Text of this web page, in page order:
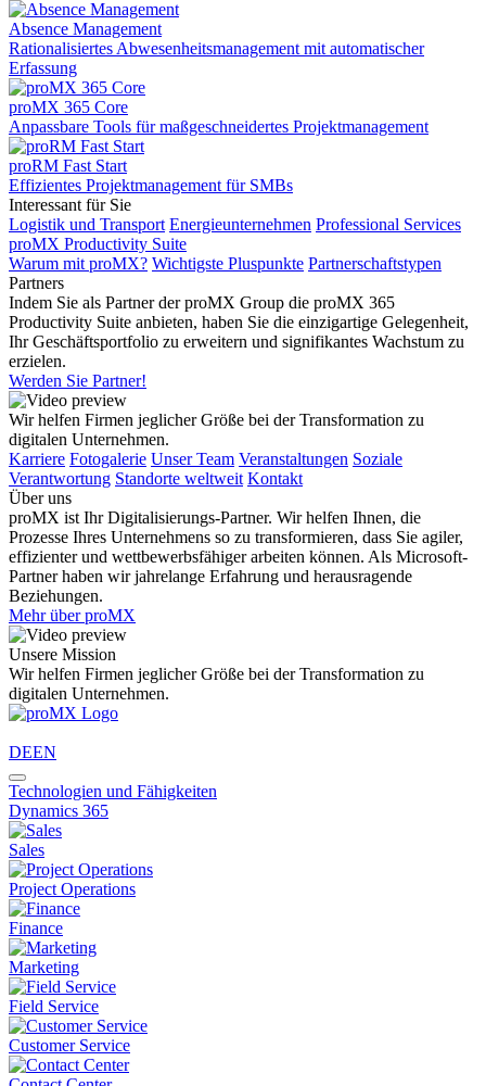
Absence Management
Rationalisiertes Abwesenheitsmanagement mit automatischer
Erfassung
proMX 365 Core
Anpassbare Tools für maßgeschneidertes Projektmanagement
proRM Fast Start
Effizientes Projektmanagement für SMBs
Interessant für Sie
Logistik und Transport Energieunternehmen Professional Services
proMX Productivity Suite
Warum mit proMX? Wichtigste Pluspunkte Partnerschaftstypen
Partners
Indem Sie als Partner der proMX Group die proMX 365
Productivity Suite anbieten, haben Sie die einzigartige Gelegenheit,
Ihr Geschäftsportfolio zu erweitern und signifikantes Wachstum zu
erzielen.
Werden Sie Partner!
Wir helfen Firmen jeglicher Größe bei der Transformation zu
digitalen Unternehmen.
Karriere Fotogalerie Unser Team Veranstaltungen Soziale
Verantwortung Standorte weltweit Kontakt
Über uns
proMX ist Ihr Digitalisierungs-Partner. Wir helfen Ihnen, die
Prozesse Ihres Unternehmens so zu transformieren, dass Sie agiler,
effizienter und wettbewerbsfähiger arbeiten können. Als Microsoft-
Partner haben wir jahrelange Erfahrung und herausragende
Beziehungen.
Mehr über proMX
Unsere Mission
Wir helfen Firmen jeglicher Größe bei der Transformation zu
digitalen Unternehmen.
DEEN
Technologien und Fähigkeiten
Dynamics 365
Sales
Project Operations
Finance
Marketing
Field Service
Customer Service